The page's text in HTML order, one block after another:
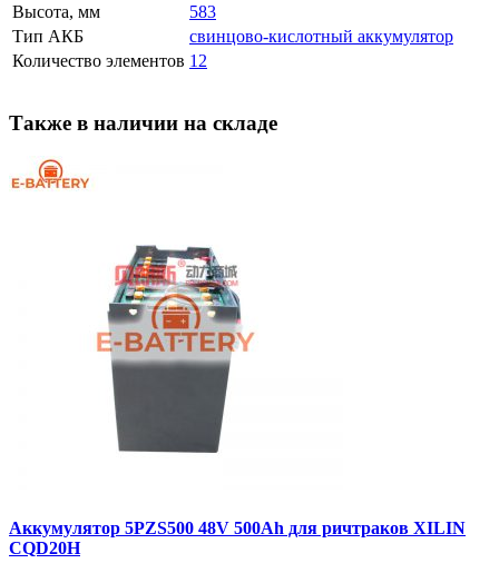
Высота, мм
583
Тип АКБ
свинцово-кислотный аккумулятор
Количество элементов 12
Также в наличии на складе
Аккумулятор 5PZS500 48V 500Ah для ричтраков XILIN
CQD20H